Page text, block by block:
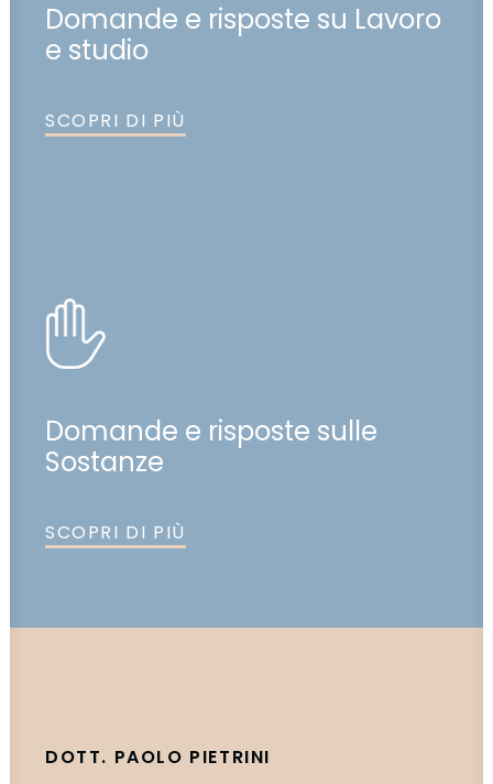
Domande e risposte su Lavoro
e studio
SCOPRI DI PIÙ
Domande e risposte sulle
Sostanze
SCOPRI DI PIÙ
DOTT. PAOLO PIETRINI